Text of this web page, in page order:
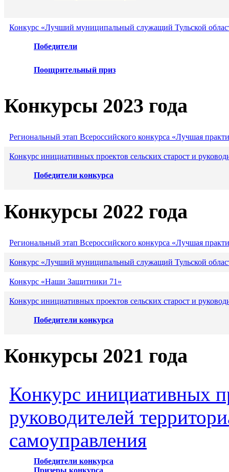
Конкурс «Лучший муниципальный служащий Тульской
Победители
Поощрительный приз
Конкурсы 2023 года
Региональный этап Всероссийского конкурса «Лучшая
Конкурс инициативных проектов сельских старост и
Победители конкурса
Конкурсы 2022 года
Региональный этап Всероссийского конкурса «Лучшая
Конкурс «Лучший муниципальный служащий Тульской
Конкурс «Наши Защитники 71»
Конкурс инициативных проектов сельских старост и
Победители конкурса
Конкурсы 2021 года
Конкурс инициативных
руководителей
самоуправления
Победители конкурса
Призеры конкурса